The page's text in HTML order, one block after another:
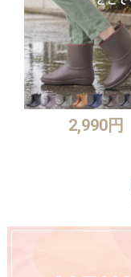
2,990円